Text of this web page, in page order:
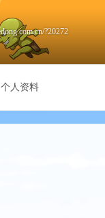
?20272
个人资料